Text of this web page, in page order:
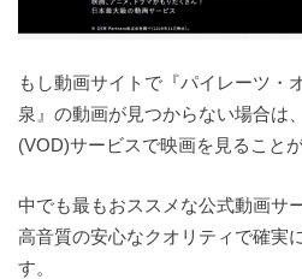
もし動画サイトで『パイレーツ・
泉』の動画が見つからない場合は
(VOD)サービスで映画を見ること
中でも最もおススメな公式動画サ
高音質の安心なクオリティで確実
す。